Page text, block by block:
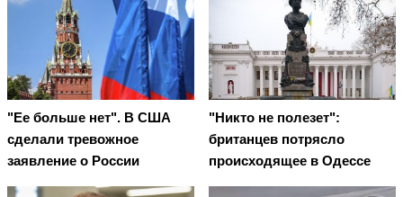
"Ее больше нет". В США
сделали тревожное
заявление о России
"Никто не полезет":
британцев потрясло
происходящее в Одессе